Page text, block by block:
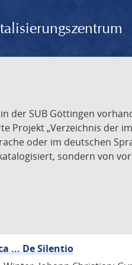
der SUB Göttingen
Projekt „Verzeichnis der
oder im deutschen
sondern von
... De Silentio